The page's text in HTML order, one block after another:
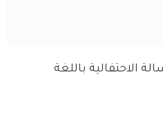
الاحتفالية باللغة